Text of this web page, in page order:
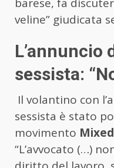
veline” giudicata
L’annuncio
sessista:
Il volantino con
sessista è stato
movimento
“L’avvocato (…)